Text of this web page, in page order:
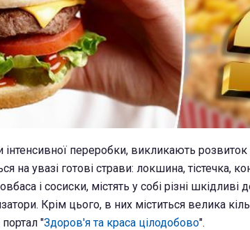
інтенсивної переробки, викликають
увазі готові страви: локшина, тістечка,
і сосиски, містять у собі різні шкідливі
Крім цього, в них міститься велика
"Здоров'я та краса цілодобово".